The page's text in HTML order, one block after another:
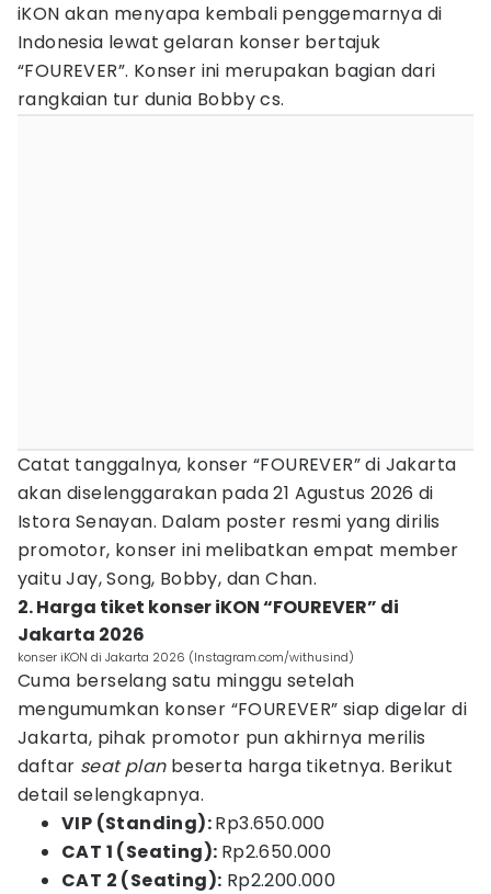
iKON akan menyapa kembali penggemarnya di
Indonesia lewat gelaran konser bertajuk
“FOUREVER”. Konser ini merupakan bagian dari
rangkaian tur dunia Bobby cs.
Catat tanggalnya, konser “FOUREVER” di Jakarta
akan diselenggarakan pada 21 Agustus 2026 di
Istora Senayan. Dalam poster resmi yang dirilis
promotor, konser ini melibatkan empat member
yaitu Jay, Song, Bobby, dan Chan.
2. Harga tiket konser iKON “FOUREVER” di
Jakarta 2026
konser iKON di Jakarta 2026 (Instagram.com/withusind)
Cuma berselang satu minggu setelah
mengumumkan konser “FOUREVER” siap digelar di
Jakarta, pihak promotor pun akhirnya merilis
daftar seat planbeserta harga tiketnya. Berikut
detail selengkapnya.
VIP (Standing):Rp3.650.000
CAT 1 (Seating): Rp2.650.000
CAT 2 (Seating): Rp2.200.000